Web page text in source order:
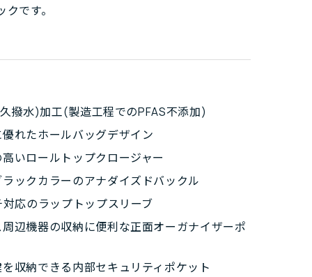
です。
撥水)加工(製造工程でのPFAS不添加)
れたホールバッグデザイン
いロールトップクロージャー
ックカラーのアナダイズドバックル
対応のラップトップスリーブ
辺機器の収納に便利な正面オーガナイザーポ
収納できる内部セキュリティポケット